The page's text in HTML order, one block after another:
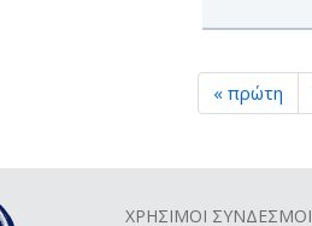
« πρώτη
ΧΡΗΣΙΜΟΙ ΣΥΝΔΕΣΜΟΙ